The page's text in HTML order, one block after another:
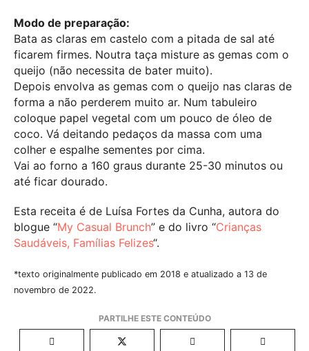
Modo de preparação:
Bata as claras em castelo com a pitada de sal até
ficarem firmes. Noutra taça misture as gemas com o
queijo (não necessita de bater muito).
Depois envolva as gemas com o queijo nas claras de
forma a não perderem muito ar. Num tabuleiro
coloque papel vegetal com um pouco de óleo de
coco. Vá deitando pedaços da massa com uma
colher e espalhe sementes por cima.
Vai ao forno a 160 graus durante 25-30 minutos ou
até ficar dourado.
Esta receita é de Luísa Fortes da Cunha, autora do
blogue “My Casual Brunch” e do livro “Crianças
Saudáveis, Famílias Felizes“.
*texto originalmente publicado em 2018 e atualizado a 13 de
novembro de 2022.